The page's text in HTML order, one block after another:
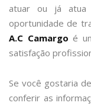
atuar ou já
oportunidade de
A.C Camargo é
satisfação
Se você gostaria
conferir as